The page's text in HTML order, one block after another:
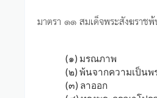
มาตรา ๑๑ สมเด็จพระสังฆราช
(๑) มรณภาพ
(๒) พ้นจากความเป็นพ
(๓) ลาออก